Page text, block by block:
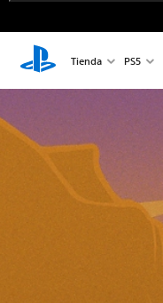
Tienda PS5